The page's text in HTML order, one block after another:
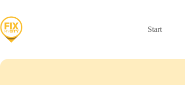
springen
Start